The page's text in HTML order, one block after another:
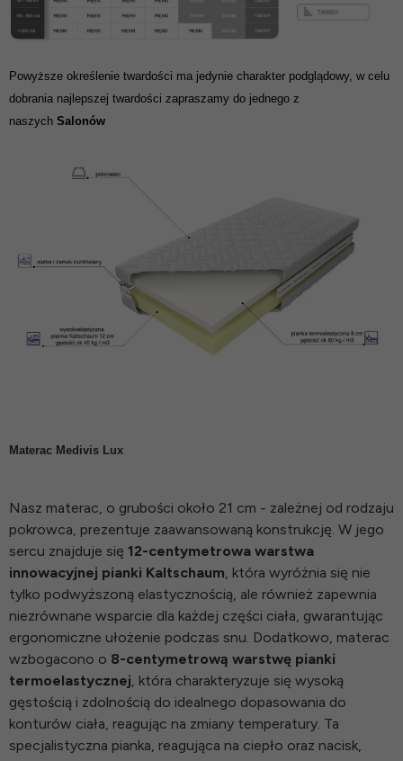
Powyższe określenie twardości ma jedynie charakter podglądowy, w celu
dobrania najlepszej twardości zapraszamy do jednego z
naszych Salonów
Materac Medivis Lux
Nasz materac, o grubości około 21 cm - zależnej od rodzaju
pokrowca, prezentuje zaawansowaną konstrukcję. W jego
sercu znajduje się 12-centymetrowa warstwa
innowacyjnej pianki Kaltschaum, która wyróżnia się nie
tylko podwyższoną elastycznością, ale również zapewnia
niezrównane wsparcie dla każdej części ciała, gwarantując
ergonomiczne ułożenie podczas snu. Dodatkowo, materac
wzbogacono o 8-centymetrową warstwę pianki
termoelastycznej, która charakteryzuje się wysoką
gęstością i zdolnością do idealnego dopasowania do
konturów ciała, reagując na zmiany temperatury. Ta
specjalistyczna pianka, reagująca na ciepło oraz nacisk,